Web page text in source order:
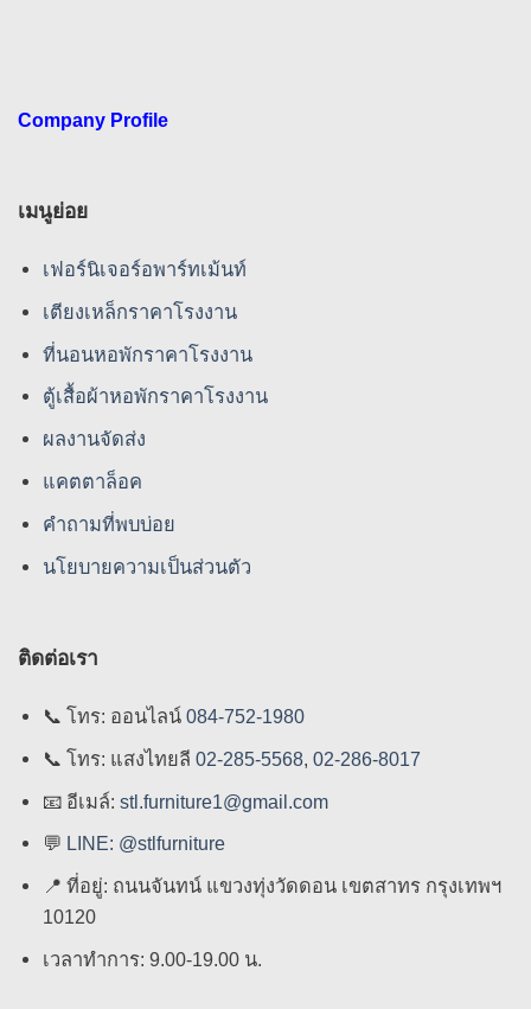
Company Profile
เมนูย่อย
เฟอร์นิเจอร์อพาร์ทเม้นท์
เตียงเหล็กราคาโรงงาน
ที่นอนหอพักราคาโรงงาน
ตู้เสื้อผ้าหอพักราคาโรงงาน
ผลงานจัดส่ง
แคตตาล็อค
คําถามที่พบบ่อย
นโยบายความเป็นส่วนตัว
ติดต่อเรา
📞โทร: ออนไลน์084-752-1980
📞โทร: แสงไทยลี 02-285-5568,02-286-8017
📧 อีเมล์:stl.furniture1@gmail.com
💬 LINE: @stlfurniture
📍 ที่อยู่: ถนนจันทน์ แขวงทุ่งวัดดอน เขตสาทร กรุงเทพฯ
10120
เวลาทำการ: 9.00-19.00 น.